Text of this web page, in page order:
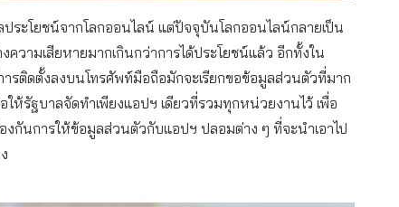
ประโยชน์จากโลกออนไลน์ แต่ปัจจุบันโลกออนไลน์กลายเป็น
วามเสียหายมากเกินกว่าการได้ประโยชน์แล้ว อีกทั้งใน
รติดตั้งลงบนโทรศัพท์มือถือมักจะเรียกขอข้อมูลส่วนตัวที่มาก
ห้รัฐบาลจัดทำเพียงแอปฯ เดียวที่รวมทุกหน่วยงานไว้ เพื่อ
กันการให้ข้อมูลส่วนตัวกับแอปฯ ปลอมต่าง ๆ ที่จะนำเอาไป